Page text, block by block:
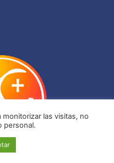
las visitas, no
personal.